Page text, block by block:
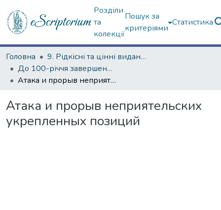
Розділи
та
колекції
Пошук за
критеріями
Статистика
Головна
9. Рідкісні та цінні видання
До 100-річчя завершення Першої світової війни
Атака и прорыв неприятельских укрепленных позиций
Атака и прорыв неприятельских
укрепленных позиций